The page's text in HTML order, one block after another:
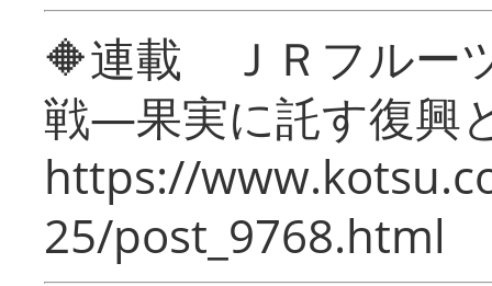
🔶連載 ＪＲフルー
戦―果実に託す復興
https://
25/post_9768.html